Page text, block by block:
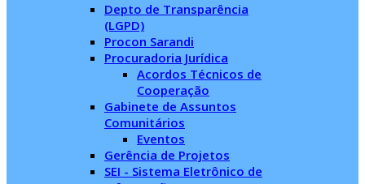
Depto de Transparência
(LGPD)
Procon Sarandi
Procuradoria Jurídica
Acordos Técnicos de
Cooperação
Gabinete de Assuntos
Comunitários
Eventos
Gerência de Projetos
SEI - Sistema Eletrônico de